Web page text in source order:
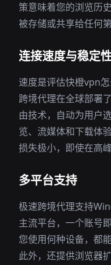
策意味着您的浏览历
被存储或共享给任何第
连接速度与稳定
速度是评估快橙vpn
跨境代理在全球部署
由技术，自动为用户
览、流媒体和下载体
损失极小，即使在高
多平台支持
极速跨境代理支持
主流平台，一个账号
您使用何种设备，都
此外，还提供浏览器